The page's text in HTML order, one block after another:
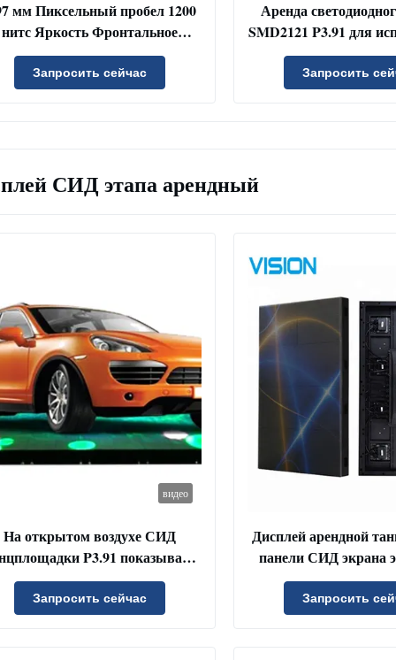
мм Пиксельный пробел 1200
нитс Яркость Фронтальное
Магнитный модуль
Видео Стенная аренда LED
дисплей
Запросить сейчас
Аренда
SMD2121 P3.91 для
внутри помещений с
65536
обслуживанием
Запросить
СИД этапа арендный
видео
На открытом воздухе СИД
P3.91 показывает
шоу этапа t нося 1,8 тонны
Запросить сейчас
Дисплей арендной
панели СИД экрана
кафельный
Запросить